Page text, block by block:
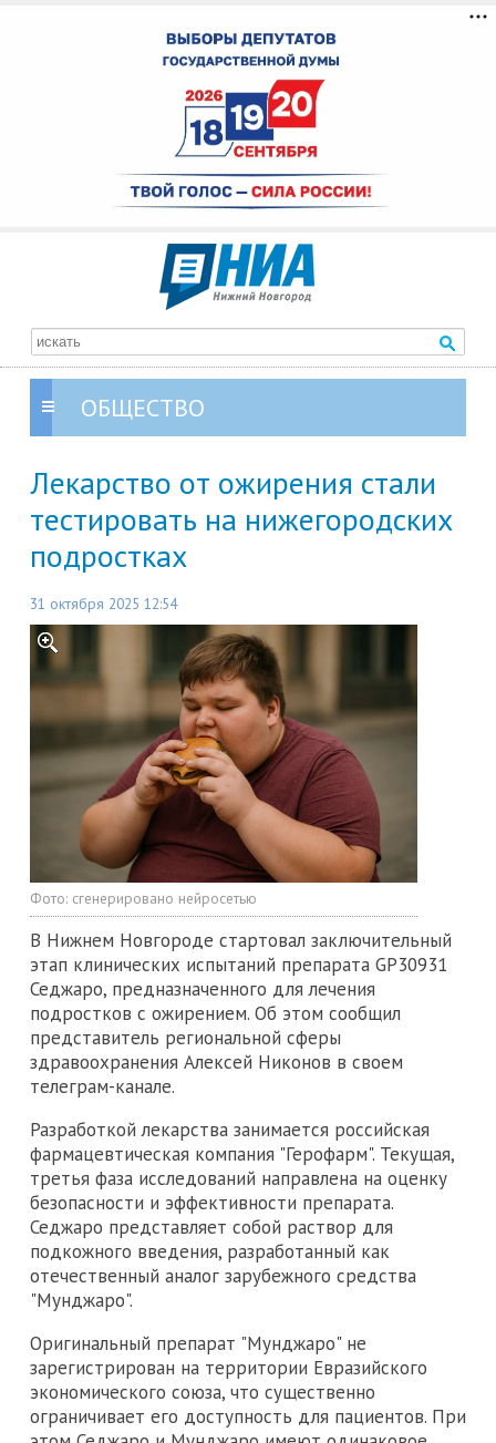
ОБЩЕСТВО
Лекарство от ожирения стали
тестировать на нижегородских
подростках
31 октября 2025 12:54
Фото: сгенерировано нейросетью
В Нижнем Новгороде стартовал заключительный
этап клинических испытаний препарата GP30931
Седжаро, предназначенного для лечения
подростков с ожирением. Об этом сообщил
представитель региональной сферы
здравоохранения Алексей Никонов в своем
телеграм-канале.
Разработкой лекарства занимается российская
фармацевтическая компания "Герофарм". Текущая,
третья фаза исследований направлена на оценку
безопасности и эффективности препарата.
Седжаро представляет собой раствор для
подкожного введения, разработанный как
отечественный аналог зарубежного средства
"Мунджаро".
Оригинальный препарат "Мунджаро" не
зарегистрирован на территории Евразийского
экономического союза, что существенно
ограничивает его доступность для пациентов. При